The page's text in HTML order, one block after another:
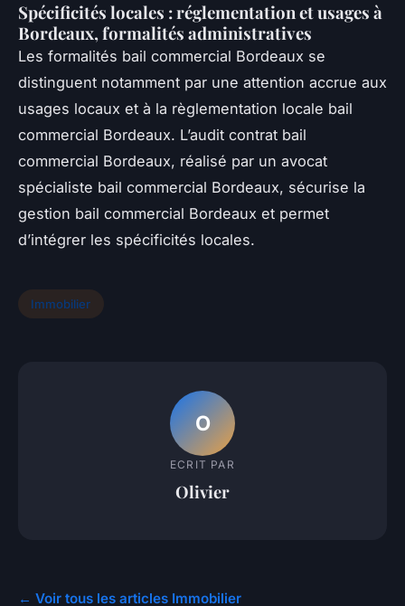
Spécificités locales : réglementation et usages à
Bordeaux, formalités administratives
Les formalités bail commercial Bordeaux se
distinguent notamment par une attention accrue aux
usages locaux et à la règlementation locale bail
commercial Bordeaux. L’audit contrat bail
commercial Bordeaux, réalisé par un avocat
spécialiste bail commercial Bordeaux, sécurise la
gestion bail commercial Bordeaux et permet
d’intégrer les spécificités locales.
Immobilier
O
ECRIT PAR
Olivier
← Voir tous les articles Immobilier